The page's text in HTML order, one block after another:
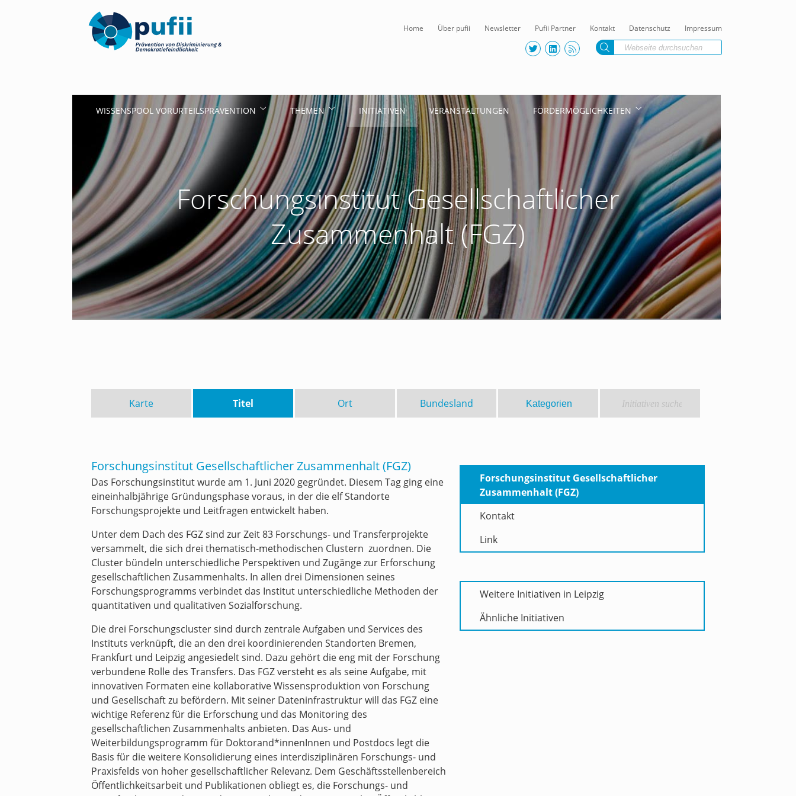
Impressum
Datenschutz
Kontakt
Pufii Partner
Newsletter
Über pufii
Home
WISSENSPOOL VORURTEILSPRÄVENTION THEMEN INITIATIVEN VERANSTALTUNGEN FÖRDERMÖGLICHKEITEN
Forschungsinstitut Gesellschaftlicher
Zusammenhalt (FGZ)
Karte Titel Ort Bundesland
Forschungsinstitut Gesellschaftlicher Zusammenhalt (FGZ)
Das Forschungsinstitut wurde am 1. Juni 2020 gegründet. Diesem Tag ging eine
eineinhalbjährige Gründungsphase voraus, in der die elf Standorte
Forschungsprojekte und Leitfragen entwickelt haben.
Unter dem Dach des FGZ sind zur Zeit 83 Forschungs- und Transferprojekte
versammelt, die sich drei thematisch-methodischen Clustern zuordnen. Die
Cluster bündeln unterschiedliche Perspektiven und Zugänge zur Erforschung
gesellschaftlichen Zusammenhalts. In allen drei Dimensionen seines
Forschungsprogramms verbindet das Institut unterschiedliche Methoden der
quantitativen und qualitativen Sozialforschung.
Die drei Forschungscluster sind durch zentrale Aufgaben und Services des
Instituts verknüpft, die an den drei koordinierenden Standorten Bremen,
Frankfurt und Leipzig angesiedelt sind. Dazu gehört die eng mit der Forschung
verbundene Rolle des Transfers. Das FGZ versteht es als seine Aufgabe, mit
innovativen Formaten eine kollaborative Wissensproduktion von Forschung
und Gesellschaft zu befördern. Mit seiner Dateninfrastruktur will das FGZ eine
wichtige Referenz für die Erforschung und das Monitoring des
gesellschaftlichen Zusammenhalts anbieten. Das Aus- und
Weiterbildungsprogramm für Doktorand*innenInnen und Postdocs legt die
Basis für die weitere Konsolidierung eines interdisziplinären Forschungs- und
Praxisfelds von hoher gesellschaftlicher Relevanz. Dem Geschäftsstellenbereich
Öffentlichkeitsarbeit und Publikationen obliegt es, die Forschungs- und
Forschungsinstitut Gesellschaftlicher
Zusammenhalt (FGZ)
Kontakt
Link
Weitere Initiativen in Leipzig
Ähnliche Initiativen